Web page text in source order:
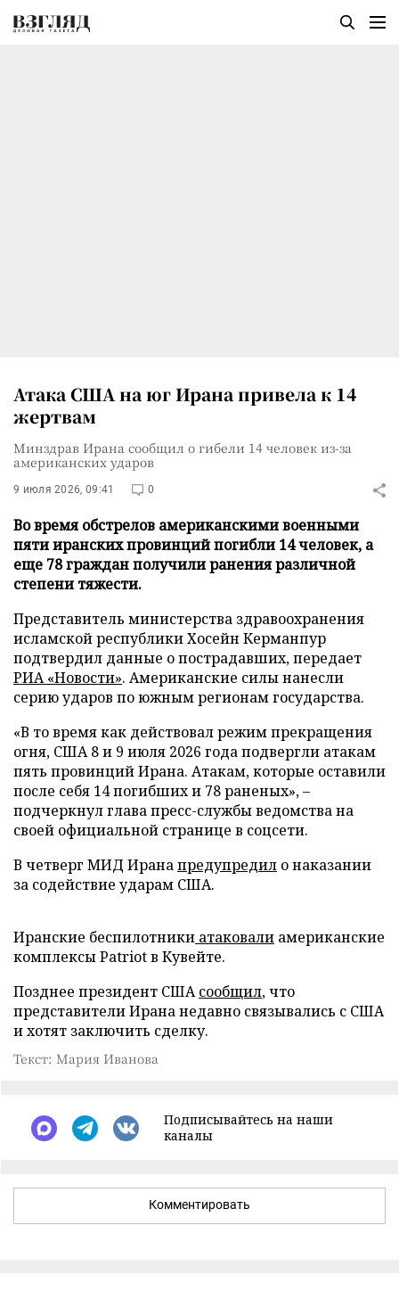
Атака США на юг Ирана привела к 14
жертвам
Минздрав Ирана сообщил о гибели 14 человек из-за
американских ударов
9 июля 2026, 09:41 0
Во время обстрелов американскими военными
пяти иранских провинций погибли 14 человек, а
еще 78 граждан получили ранения различной
степени тяжести.
Представитель министерства здравоохранения
исламской республики Хосейн Керманпур
подтвердил данные о пострадавших, передает
РИА «Новости». Американские силы нанесли
серию ударов по южным регионам государства.
«В то время как действовал режим прекращения
огня, США 8 и 9 июля 2026 года подвергли атакам
пять провинций Ирана. Атакам, которые оставили
после себя 14 погибших и 78 раненых», –
подчеркнул глава пресс-службы ведомства на
своей официальной странице в соцсети.
В четверг МИД Иранапредупредил о наказании
за содействие ударам США.
Иранские беспилотники атаковали американские
комплексы Patriot в Кувейте.
Позднее президент СШАсообщил, что
представители Ирана недавно связывались с США
и хотят заключить сделку.
Текст: Мария Иванова
Подписывайтесь на наши
каналы
Комментировать